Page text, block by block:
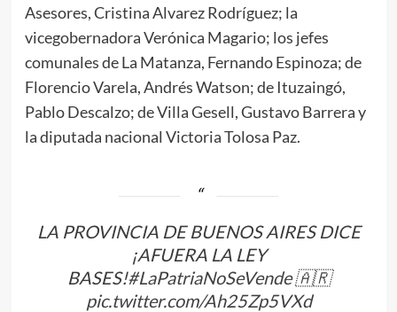
Asesores, Cristina Alvarez Rodríguez; la
vicegobernadora Verónica Magario; los jefes
comunales de La Matanza, Fernando Espinoza; de
Florencio Varela, Andrés Watson; de Ituzaingó,
Pablo Descalzo; de Villa Gesell, Gustavo Barrera y
la diputada nacional Victoria Tolosa Paz.
LA PROVINCIA DE BUENOS AIRES DICE
¡AFUERA LA LEY
BASES!#LaPatriaNoSeVende🇦🇷
pic.twitter.com/Ah25Zp5VXd